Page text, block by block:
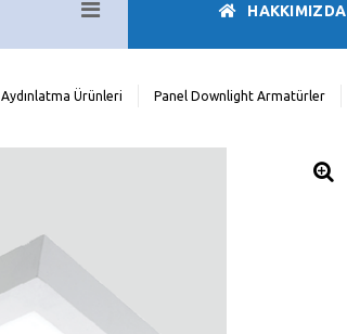
HAKKIMIZDA
Aydınlatma Ürünleri Panel Downlight Armatürler